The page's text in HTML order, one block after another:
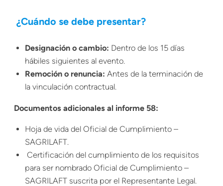
¿Cuándo se debe presentar?
Designación o cambio: Dentro de los 15 días
hábiles siguientes al evento.
Remoción o renuncia: Antes de la terminación de
la vinculación contractual.
Documentos adicionales al informe 58:
Hoja de vida del Oficial de Cumplimiento –
SAGRILAFT.
Certificación del cumplimiento de los requisitos
para ser nombrado Oficial de Cumplimiento –
SAGRILAFT suscrita por el Representante Legal.